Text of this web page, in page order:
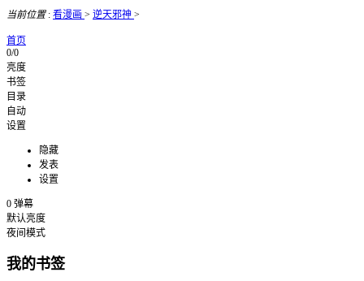
当前位置: 看漫画 > 逆天邪神 >
首页
0/0
亮度
书签
目录
自动
设置
隐藏
发表
设置
0 弹幕
默认亮度
夜间模式
我的书签